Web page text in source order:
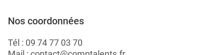
Nos coordonnées
Tél : 09 74 77 03 70